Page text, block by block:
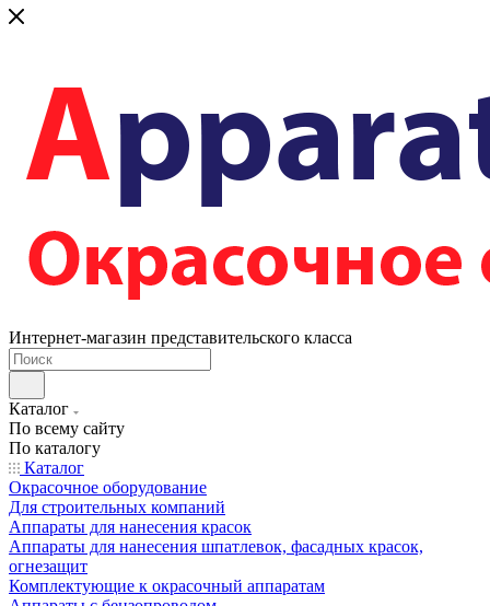
Интернет-магазин представительского класса
Каталог
По всему сайту
По каталогу
Каталог
Окрасочное оборудование
Для строительных компаний
Аппараты для нанесения красок
Аппараты для нанесения шпатлевок, фасадных красок,
огнезащит
Комплектующие к окрасочный аппаратам